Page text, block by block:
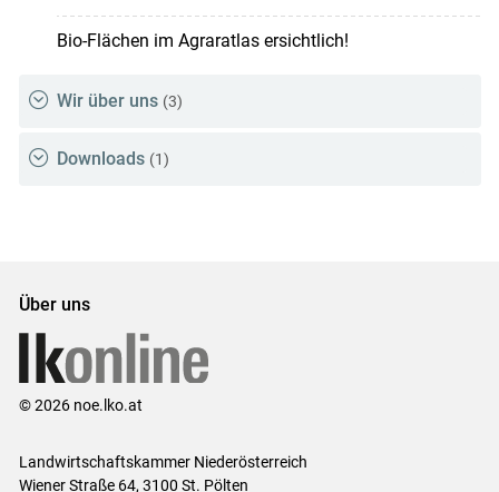
Bio-Flächen im Agraratlas ersichtlich!
Wir über uns (3)
Downloads (1)
Über uns
© 2026 noe.lko.at
Landwirtschaftskammer Niederösterreich
Wiener Straße 64, 3100 St. Pölten